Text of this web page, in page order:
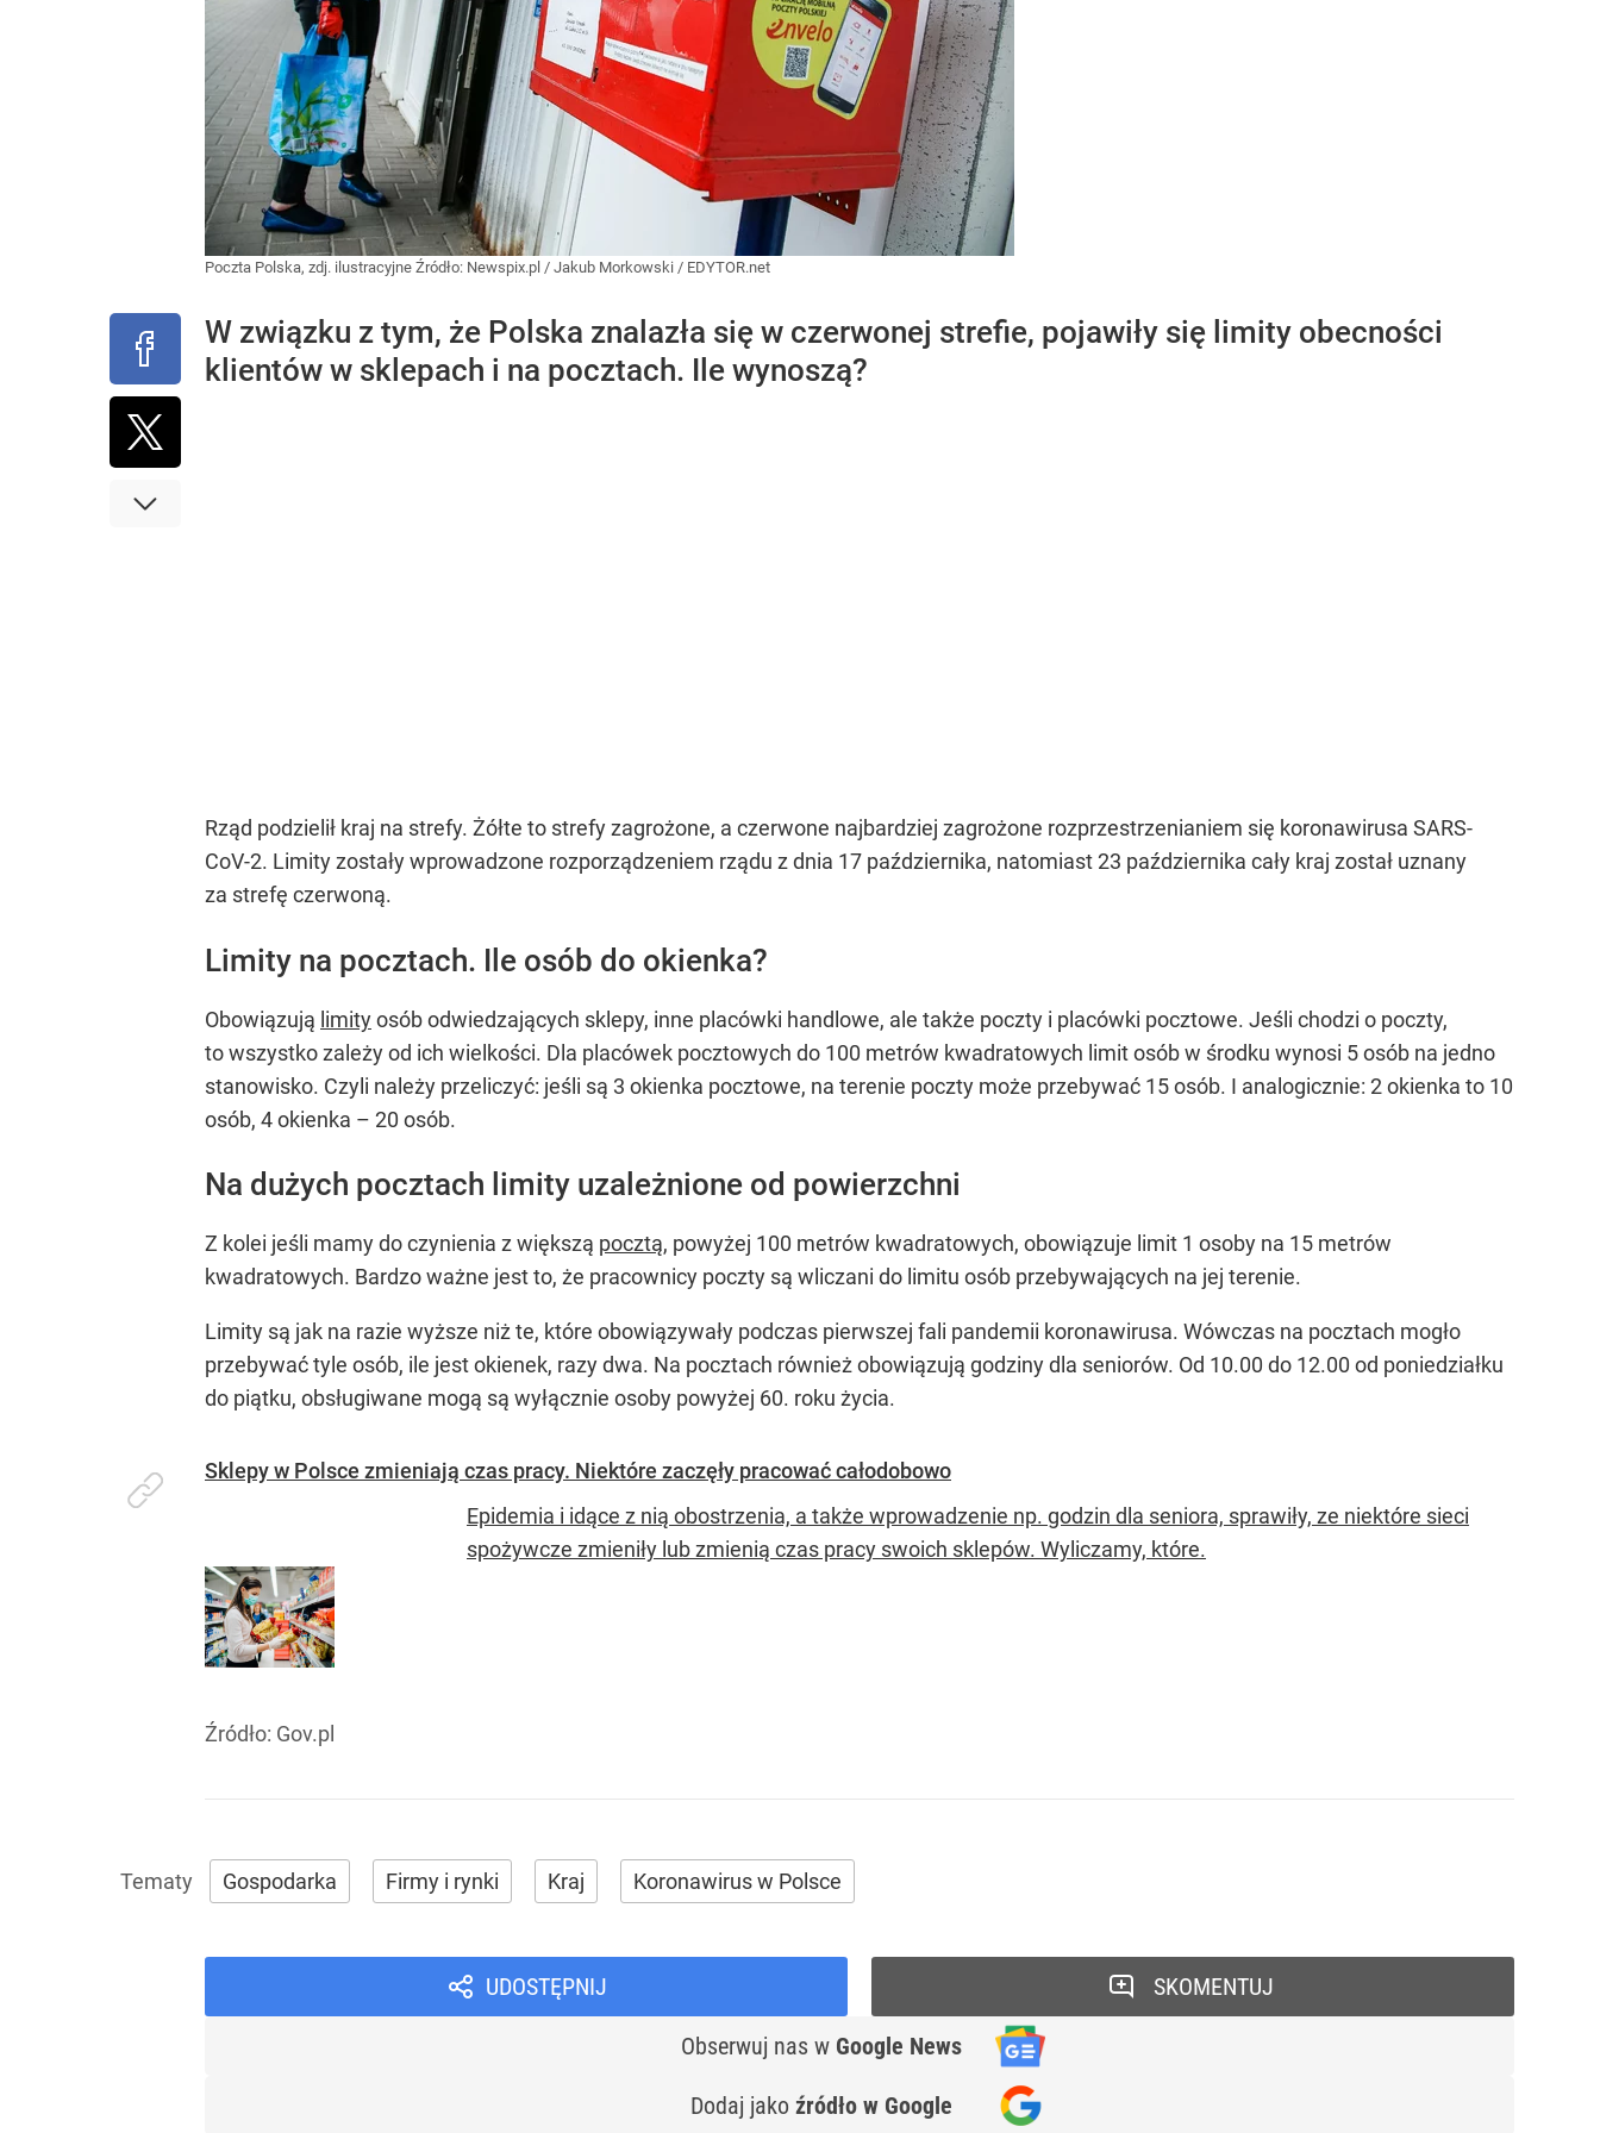
Poczta Polska, zdj. ilustracyjne Źródło: Newspix.pl / Jakub Morkowski / EDYTOR.net
W związku z tym, że Polska znalazła się w czerwonej strefie, pojawiły się limity obecności
klientów w sklepach i na pocztach. Ile wynoszą?
Rząd podzielił kraj na strefy. Żółte to strefy zagrożone, a czerwone najbardziej zagrożone rozprzestrzenianiem się koronawirusa SARS-
CoV-2. Limity zostały wprowadzone rozporządzeniem rządu z dnia 17 października, natomiast 23 października cały kraj został uznany
za strefę czerwoną.
Limity na pocztach. Ile osób do okienka?
Obowiązują limityosób odwiedzających sklepy, inne placówki handlowe, ale także poczty i placówki pocztowe. Jeśli chodzi o poczty,
to wszystko zależy od ich wielkości. Dla placówek pocztowych do 100 metrów kwadratowych limit osób w środku wynosi 5 osób na jedno
stanowisko. Czyli należy przeliczyć: jeśli są 3 okienka pocztowe, na terenie poczty może przebywać 15 osób. I analogicznie: 2 okienka to 10
osób, 4 okienka – 20 osób.
Na dużych pocztach limity uzależnione od powierzchni
Z kolei jeśli mamy do czynienia z większą pocztą, powyżej 100 metrów kwadratowych, obowiązuje limit 1 osoby na 15 metrów
kwadratowych. Bardzo ważne jest to, że pracownicy poczty są wliczani do limitu osób przebywających na jej terenie.
Limity są jak na razie wyższe niż te, które obowiązywały podczas pierwszej fali pandemii koronawirusa. Wówczas na pocztach mogło
przebywać tyle osób, ile jest okienek, razy dwa. Na pocztach również obowiązują godziny dla seniorów. Od 10.00 do 12.00 od poniedziałku
do piątku, obsługiwane mogą są wyłącznie osoby powyżej 60. roku życia.
Sklepy w Polsce zmieniają czas pracy. Niektóre zaczęły pracować całodobowo
Epidemia i idące z nią obostrzenia, a także wprowadzenie np. godzin dla seniora, sprawiły, ze niektóre sieci
spożywcze zmieniły lub zmienią czas pracy swoich sklepów. Wyliczamy, które.
Źródło: Gov.pl
Gospodarka Firmy i rynki Kraj Koronawirus w Polsce
UDOSTĘPNIJ
Obserwuj nas w Google News
Dodaj jako źródło w Google
SKOMENTUJ